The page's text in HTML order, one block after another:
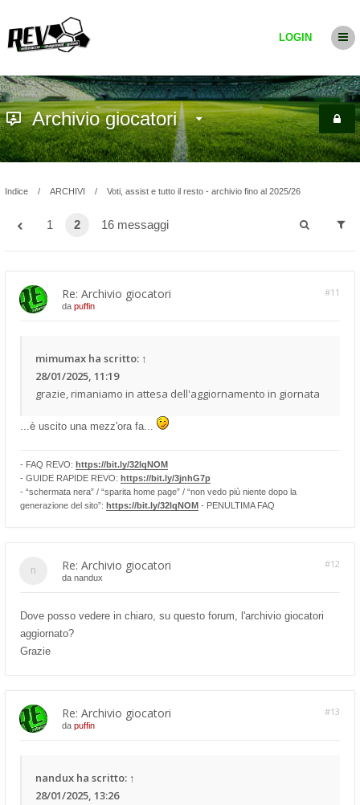
LOGIN
Archivio giocatori
Indice ARCHIVI Voti, assist e tutto il resto - archivio fino al 2025/26
1 2 16 messaggi
Re: Archivio giocatori #11
da puffin
mimumax ha scritto: ↑
28/01/2025, 11:19
grazie, rimaniamo in attesa dell'aggiornamento in giornata
...è uscito una mezz'ora fa...
- FAQ REVO: https://bit.ly/32lqNOM
- GUIDE RAPIDE REVO: https://bit.ly/3jnhG7p
- “schermata nera” / “sparita home page” / “non vedo più niente dopo la
generazione del sito”: https://bit.ly/32lqNOM - PENULTIMA FAQ
Re: Archivio giocatori #12
da nandux
Dove posso vedere in chiaro, su questo forum, l'archivio giocatori
aggiornato?
Grazie
Re: Archivio giocatori #13
da puffin
nandux ha scritto: ↑
28/01/2025, 13:26